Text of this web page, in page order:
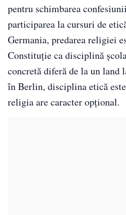
pentru schimbarea
participarea la cursuri de
Germania, predarea religiei
Constituție ca disciplină
concretă diferă de la un land
în Berlin, disciplina etică
religia are caracter opțional.